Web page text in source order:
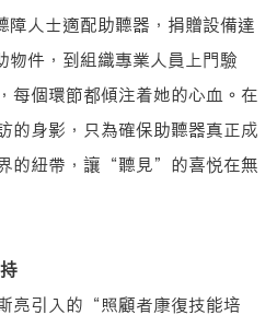
障人士適配助聽器，捐贈設備達
物件，到組織專業人員上門驗
每個環節都傾注着她的心血。在
的身影，只為確保助聽器真正成
的紐帶，讓“聽見”的喜悅在無
亮引入的“照顧者康復技能培